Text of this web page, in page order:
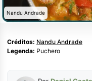
Nandu Andrade
Créditos: Nandu Andrade
Legenda: Puchero